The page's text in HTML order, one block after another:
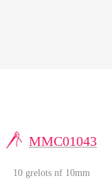
MMC01043
10 grelots nf 10mm